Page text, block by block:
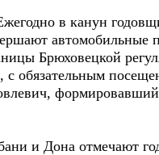
в канун
автомобильные
Брюховецкой
обязательным
и Дона отмечают